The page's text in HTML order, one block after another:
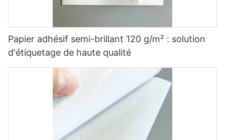
Papier adhésif semi-brillant 120 g/m² : solution
d'étiquetage de haute qualité